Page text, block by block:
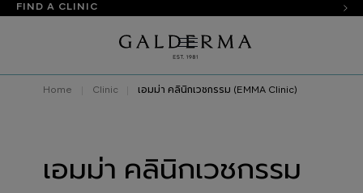
FIND A CLINIC
Home Clinic เอมม่า คลินิกเวชกรรม (EMMA Clinic)
เอมม่า คลินิกเวชกรรม